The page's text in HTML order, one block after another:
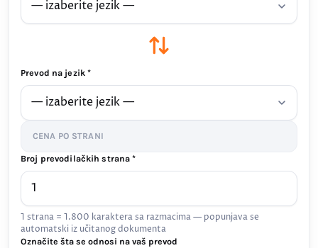
Prevod na jezik *
CENA PO STRANI
Broj prevodilačkih strana *
1 strana = 1.800 karaktera sa razmacima — popunjava se
automatski iz učitanog dokumenta
Označite šta se odnosi na vaš prevod